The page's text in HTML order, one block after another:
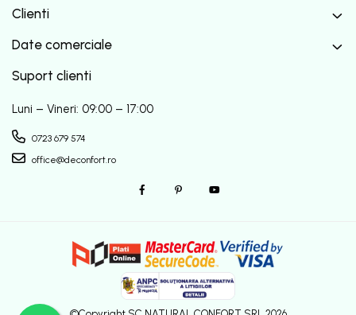
Clienti
Date comerciale
Suport clienti
Luni – Vineri: 09:00 – 17:00
0723 679 574
office@deconfort.ro